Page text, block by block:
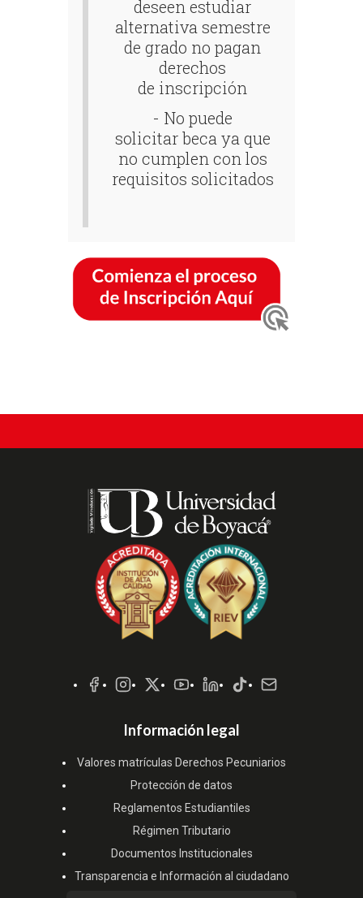
deseen estudiar
alternativa semestre
de grado no pagan
derechos
de inscripción
- No puede
solicitar beca ya que
no cumplen con los
requisitos solicitados
Sociales
Información legal
Valores matrículas Derechos Pecuniarios
Protección de datos
Reglamentos Estudiantiles
Régimen Tributario
Documentos Institucionales
Transparencia e Información al ciudadano